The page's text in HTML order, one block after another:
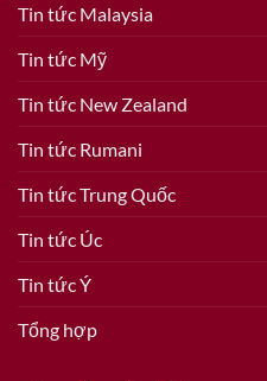
Tin tức Malaysia
Tin tức Mỹ
Tin tức New Zealand
Tin tức Rumani
Tin tức Trung Quốc
Tin tức Úc
Tin tức Ý
Tổng hợp